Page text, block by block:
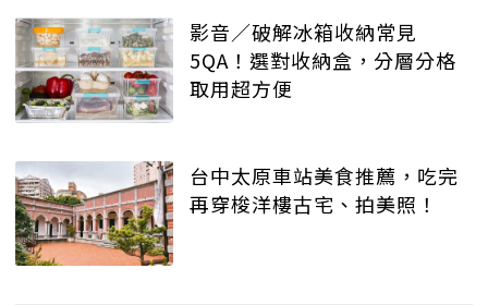
影音／破解冰箱收納常見
5QA！選對收納盒，分層分格
取用超方便
台中太原車站美食推薦，吃完
再穿梭洋樓古宅、拍美照！